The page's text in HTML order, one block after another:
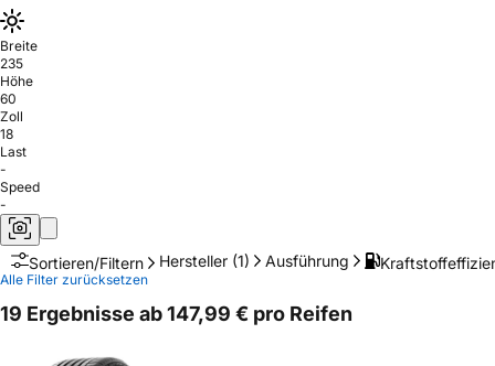
Breite
235
Höhe
60
Zoll
18
Last
-
Speed
-
Sortieren/Filtern Hersteller (1) Ausführung
Alle Filter zurücksetzen
19 Ergebnisse ab 147,99 € pro Reifen